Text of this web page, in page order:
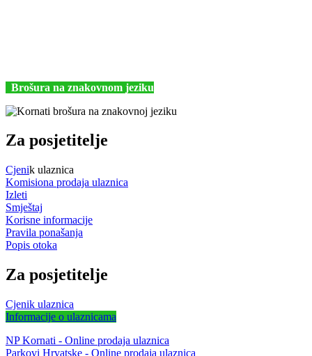
Brošura na znakovnom jeziku
Za posjetitelje
Cjenik ulaznica
Komisiona prodaja ulaznica
Izleti
Smještaj
Korisne informacije
Pravila ponašanja
Popis otoka
Za posjetitelje
Cjenik ulaznica
Informacije o ulaznicama
NP Kornati - Online prodaja ulaznica
Parkovi Hrvatske - Online prodaja ulaznica